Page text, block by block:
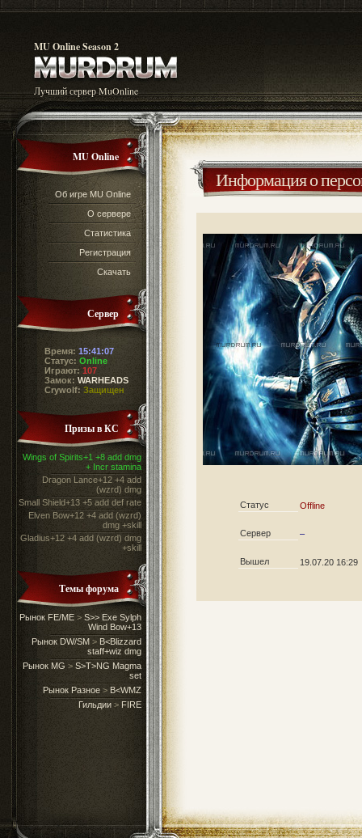
MU Online Season 2
Лучший сервер MuOnline
MU Online
Об игре MU Online
О сервере
Статистика
Регистрация
Скачать
Сервер
Время: 15:41:07
Статус: Online
Играют: 107
Замок: WARHEADS
Crywolf: Защищен
Призы в КС
Wings of Spirits+1 +8 add dmg
+ Incr stamina
Dragon Lance+12 +4 add
(wzrd) dmg
Small Shield+13 +5 add def rate
Elven Bow+12 +4 add (wzrd)
dmg +skill
Gladius+12 +4 add (wzrd) dmg
+skill
Темы форума
Рынок FE/ME > S>> Exe Sylph
Wind Bow+13
Рынок DW/SM > B<Blizzard
staff+wiz dmg
Рынок MG > S>T>NG Magma
set
Рынок Разное > B<WMZ
Гильдии > FIRE
Информация о
Статус Offline
Сервер –
Вышел 19.07.20 16:29